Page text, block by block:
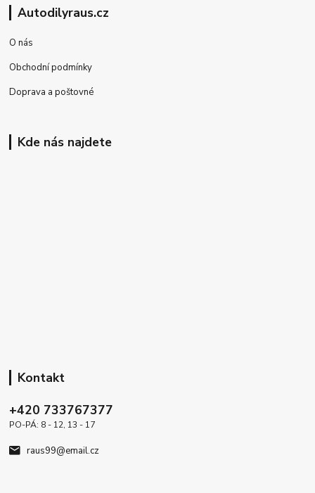
Autodilyraus.cz
O nás
Obchodní podmínky
Doprava a poštovné
Kde nás najdete
Kontakt
+420 733767377
PO-PÁ: 8 - 12, 13 - 17
raus99@email.cz